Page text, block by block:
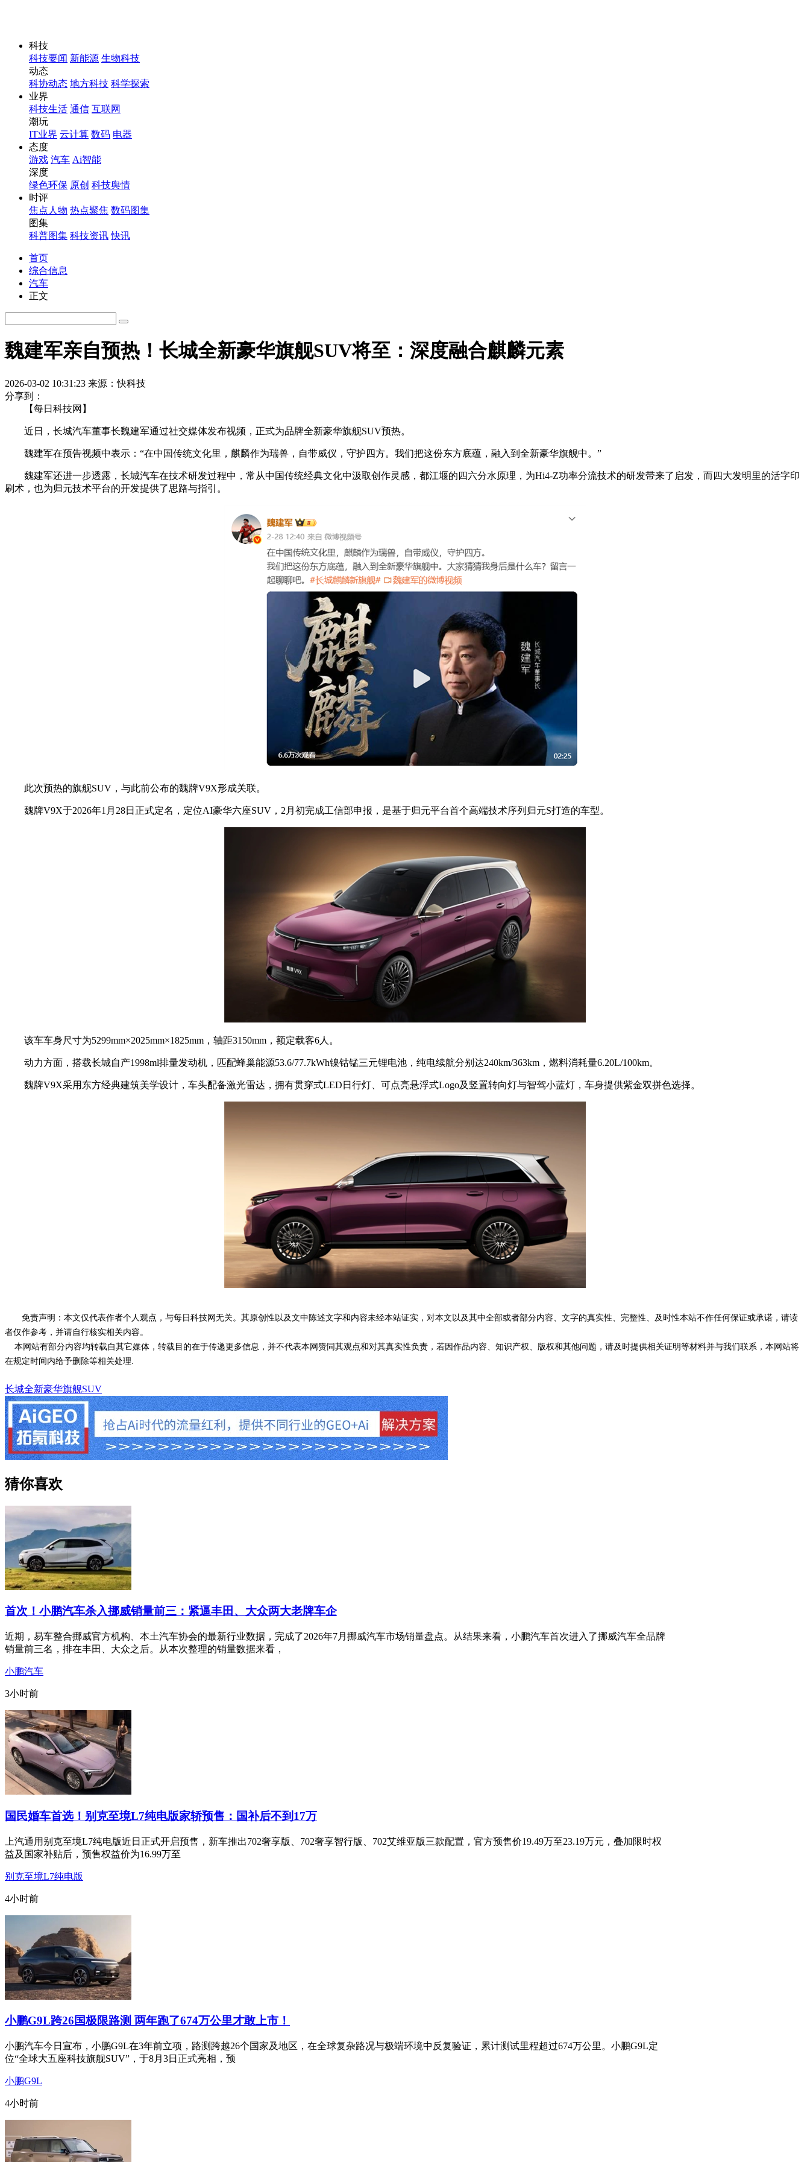
科技
科技要闻 新能源 生物科技
动态
科协动态 地方科技 科学探索
业界
科技生活 通信 互联网
潮玩
IT业界 云计算 数码 电器
态度
游戏 汽车 Ai智能
深度
绿色环保 原创 科技舆情
时评
焦点人物 热点聚焦 数码图集
图集
科普图集 科技资讯 快讯
首页
综合信息
汽车
正文
魏建军亲自预热！长城全新豪华旗舰SUV将至：深度融合麒麟元素
2026-03-02 10:31:23 来源：快科技
分享到：
【每日科技网】
近日，长城汽车董事长魏建军通过社交媒体发布视频，正式为品牌全新豪华旗舰SUV预热。
魏建军在预告视频中表示：“在中国传统文化里，麒麟作为瑞兽，自带威仪，守护四方。我们把这份东方底蕴，融入到全新豪华旗舰中。”
魏建军还进一步透露，长城汽车在技术研发过程中，常从中国传统经典文化中汲取创作灵感，都江堰的四六分水原理，为Hi4-Z功率分流技术的研发带来了启发，而四大发明里的活字印
刷术，也为归元技术平台的开发提供了思路与指引。
此次预热的旗舰SUV，与此前公布的魏牌V9X形成关联。
魏牌V9X于2026年1月28日正式定名，定位AI豪华六座SUV，2月初完成工信部申报，是基于归元平台首个高端技术序列归元S打造的车型。
该车车身尺寸为5299mm×2025mm×1825mm，轴距3150mm，额定载客6人。
动力方面，搭载长城自产1998ml排量发动机，匹配蜂巢能源53.6/77.7kWh镍钴锰三元锂电池，纯电续航分别达240km/363km，燃料消耗量6.20L/100km。
魏牌V9X采用东方经典建筑美学设计，车头配备激光雷达，拥有贯穿式LED日行灯、可点亮悬浮式Logo及竖置转向灯与智驾小蓝灯，车身提供紫金双拼色选择。
免责声明：本文仅代表作者个人观点，与每日科技网无关。其原创性以及文中陈述文字和内容未经本站证实，对本文以及其中全部或者部分内容、文字的真实性、完整性、及时性本站不作任何保证或承诺，请读
者仅作参考，并请自行核实相关内容。
本网站有部分内容均转载自其它媒体，转载目的在于传递更多信息，并不代表本网赞同其观点和对其真实性负责，若因作品内容、知识产权、版权和其他问题，请及时提供相关证明等材料并与我们联系，本网站将
在规定时间内给予删除等相关处理.
长城全新豪华旗舰SUV
猜你喜欢
首次！小鹏汽车杀入挪威销量前三：紧逼丰田、大众两大老牌车企
近期，易车整合挪威官方机构、本土汽车协会的最新行业数据，完成了2026年7月挪威汽车市场销量盘点。从结果来看，小鹏汽车首次进入了挪威汽车全品牌
销量前三名，排在丰田、大众之后。从本次整理的销量数据来看，
小鹏汽车
3小时前
国民婚车首选！别克至境L7纯电版家轿预售：国补后不到17万
上汽通用别克至境L7纯电版近日正式开启预售，新车推出702奢享版、702奢享智行版、702艾维亚版三款配置，官方预售价19.49万至23.19万元，叠加限时权
益及国家补贴后，预售权益价为16.99万至
别克至境L7纯电版
4小时前
小鹏G9L跨26国极限路测 两年跑了674万公里才敢上市！
小鹏汽车今日宣布，小鹏G9L在3年前立项，路测跨越26个国家及地区，在全球复杂路况与极端环境中反复验证，累计测试里程超过674万公里。小鹏G9L定
位“全球大五座科技旗舰SUV”，于8月3日正式亮相，预
小鹏G9L
4小时前